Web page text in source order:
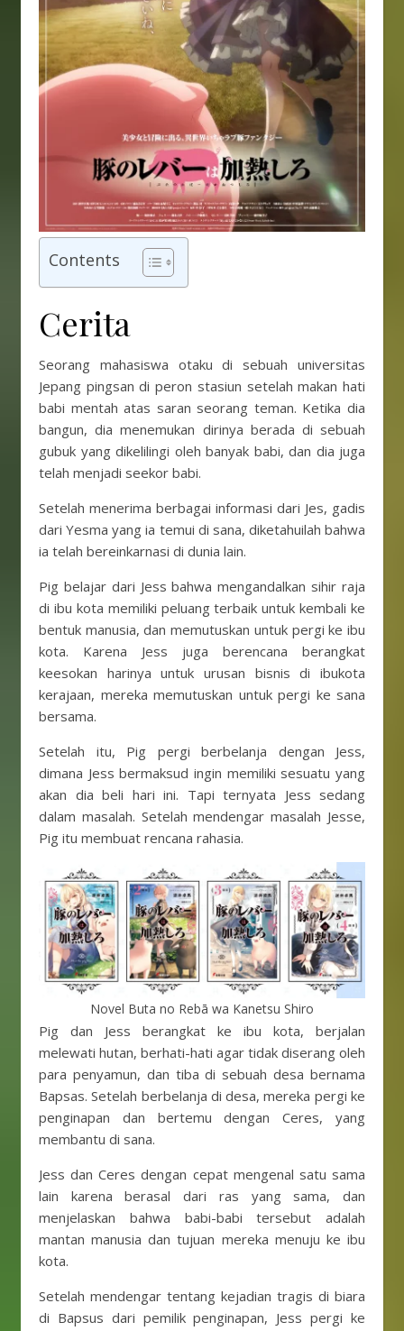
Contents
Cerita
Seorang mahasiswa otaku di sebuah universitas
Jepang pingsan di peron stasiun setelah makan hati
babi mentah atas saran seorang teman. Ketika dia
bangun, dia menemukan dirinya berada di sebuah
gubuk yang dikelilingi oleh banyak babi, dan dia juga
telah menjadi seekor babi.
Setelah menerima berbagai informasi dari Jes, gadis
dari Yesma yang ia temui di sana, diketahuilah bahwa
ia telah bereinkarnasi di dunia lain.
Pig belajar dari Jess bahwa mengandalkan sihir raja
di ibu kota memiliki peluang terbaik untuk kembali ke
bentuk manusia, dan memutuskan untuk pergi ke ibu
kota. Karena Jess juga berencana berangkat
keesokan harinya untuk urusan bisnis di ibukota
kerajaan, mereka memutuskan untuk pergi ke sana
bersama.
Setelah itu, Pig pergi berbelanja dengan Jess,
dimana Jess bermaksud ingin memiliki sesuatu yang
akan dia beli hari ini. Tapi ternyata Jess sedang
dalam masalah. Setelah mendengar masalah Jesse,
Pig itu membuat rencana rahasia.
Novel Buta no Rebā wa Kanetsu Shiro
Pig dan Jess berangkat ke ibu kota, berjalan
melewati hutan, berhati-hati agar tidak diserang oleh
para penyamun, dan tiba di sebuah desa bernama
Bapsas. Setelah berbelanja di desa, mereka pergi ke
penginapan dan bertemu dengan Ceres, yang
membantu di sana.
Jess dan Ceres dengan cepat mengenal satu sama
lain karena berasal dari ras yang sama, dan
menjelaskan bahwa babi-babi tersebut adalah
mantan manusia dan tujuan mereka menuju ke ibu
kota.
Setelah mendengar tentang kejadian tragis di biara
di Bapsus dari pemilik penginapan, Jess pergi ke